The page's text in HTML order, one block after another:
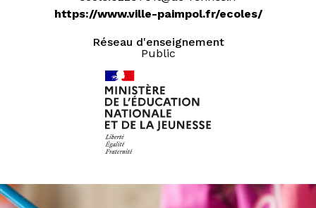
https://www.ville-paimpol.fr/ecoles/
Réseau d'enseignement
Public